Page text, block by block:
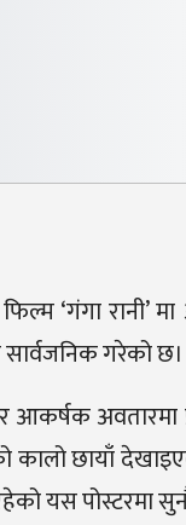
‘गंगा
गरेको छ।
र आकर्षक
छायाँ
यस पोस्टरमा